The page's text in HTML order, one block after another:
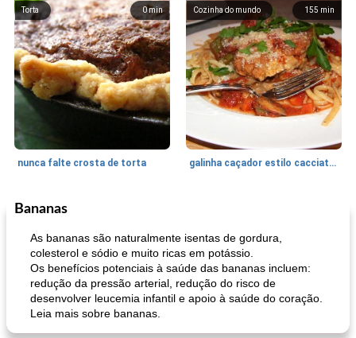
0min
Torta
nunca falte crosta de torta
155 min
Cozinha do mundo
galinha caçador estilo cacciatore
Feriados e Eventos
Bananas
As bananas são naturalmente isentas de gordura,
colesterol e sódio e muito ricas em potássio.
Os benefícios potenciais à saúde das bananas incluem:
redução da pressão arterial, redução do risco de
desenvolver leucemia infantil e apoio à saúde do coração.
Leia mais sobre bananas.